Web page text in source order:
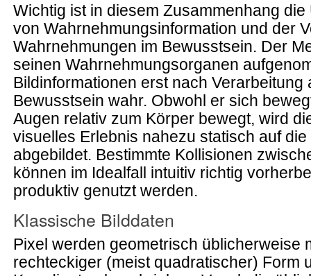
Wichtig ist in diesem Zusammenhang
von Wahrnehmungsinformation und der
Wahrnehmungen im Bewusstsein. Der
seinen Wahrnehmungsorganen
Bildinformationen erst nach Verarbeitung
Bewusstsein wahr. Obwohl er sich
Augen relativ zum Körper bewegt, wird
visuelles Erlebnis nahezu statisch auf
abgebildet. Bestimmte Kollisionen
können im Idealfall intuitiv richtig
produktiv genutzt werden.
Klassische Bilddaten
Pixel werden geometrisch üblicherweise
rechteckiger (meist quadratischer) Form